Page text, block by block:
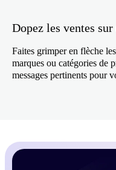
Dopez les ventes
Faites grimper en flèche
marques ou catégories de
messages pertinents pour